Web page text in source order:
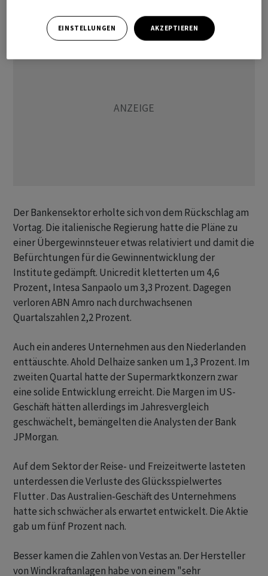
Der Bankensektor erholte sich von dem Rückschlag am
Vortag. Die italienische Regierung hatte die Pläne zu
einer Übergewinnsteuer etwas relativiert und damit die
Befürchtungen für die Gewinnentwicklung der
Institute gedämpft. Unicredit kletterten um 4,6
Prozent, Intesa Sanpaolo um 3,3 Prozent. Dagegen
verloren ABN Amro nach durchwachsenen
Quartalszahlen 2,2 Prozent.
Auch ein anderes Unternehmen aus den Niederlanden
enttäuschte. Ahold Delhaize sanken um 1,3 Prozent. Im
zweiten Quartal hatte der Supermarktkonzern zwar
eine solide Entwicklung erreicht. Die Margen im US-
Geschäft hätten allerdings im Jahresvergleich
geschwächelt, bemängelten die Analysten der Bank
JPMorgan.
Auf dem Sektor der Reise- und Freizeitwerte lasteten
unterdessen die Verluste des Glücksspielwertes
Flutter . Das Australien-Geschäft des Unternehmens
hatte sich schwächer als erwartet entwickelt. Die Aktie
gab um fünf Prozent nach.
Besser kamen die Zahlen von Vestas an. Der Hersteller
von Windkraftanlagen habe von einem "sehr
EINSTELLUNGEN AKZEPTIEREN